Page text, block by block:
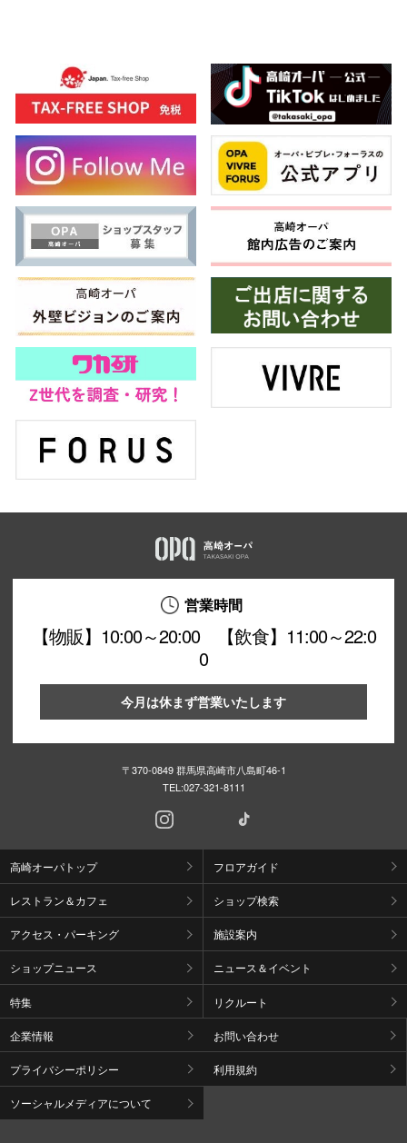
営業時間
【物販】10:00～20:00 【飲食】11:00～22:0
0
今月は休まず営業いたします
〒370-0849 群馬県高崎市八島町46-1
TEL:027-321-8111
高崎オーパトップ フロアガイド
レストラン＆カフェ ショップ検索
アクセス・パーキング 施設案内
ショップニュース ニュース＆イベント
特集 リクルート
企業情報 お問い合わせ
プライバシーポリシー 利用規約
ソーシャルメディアについて